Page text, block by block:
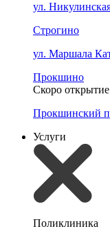
ул.
Строгино
ул. Маршала
Прокшино
Скоро открытие
Прокшинский
Услуги
Поликлиника